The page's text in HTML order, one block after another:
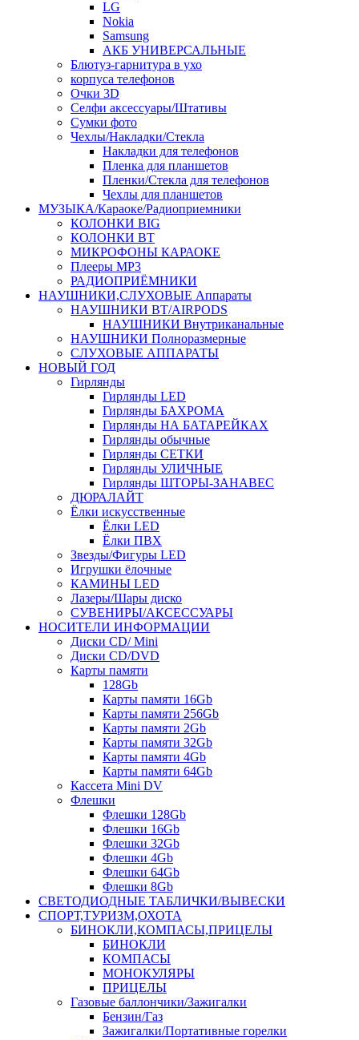
LG
Nokia
Samsung
АКБ УНИВЕРСАЛЬНЫЕ
Блютуз-гарнитура в ухо
корпуса телефонов
Очки 3D
Селфи аксессуары/Штативы
Сумки фото
Чехлы/Накладки/Стекла
Накладки для телефонов
Пленка для планшетов
Пленки/Стекла для телефонов
Чехлы для планшетов
МУЗЫКА/Караоке/Радиоприемники
КОЛОНКИ BIG
КОЛОНКИ BT
МИКРОФОНЫ КАРАОКЕ
Плееры MP3
РАДИОПРИЁМНИКИ
НАУШНИКИ,СЛУХОВЫЕ Аппараты
НАУШНИКИ BT/AIRPODS
НАУШНИКИ Внутриканальные
НАУШНИКИ Полноразмерные
СЛУХОВЫЕ АППАРАТЫ
НОВЫЙ ГОД
Гирлянды
Гирлянды LED
Гирлянды БАХРОМА
Гирлянды НА БАТАРЕЙКАХ
Гирлянды обычные
Гирлянды СЕТКИ
Гирлянды УЛИЧНЫЕ
Гирлянды ШТОРЫ-ЗАНАВЕС
ДЮРАЛАЙТ
Ёлки искусственные
Ёлки LED
Ёлки ПВХ
Звезды/Фигуры LED
Игрушки ёлочные
КАМИНЫ LED
Лазеры/Шары диско
СУВЕНИРЫ/АКСЕССУАРЫ
НОСИТЕЛИ ИНФОРМАЦИИ
Диски CD/ Mini
Диски CD/DVD
Карты памяти
128Gb
Карты памяти 16Gb
Карты памяти 256Gb
Карты памяти 2Gb
Карты памяти 32Gb
Карты памяти 4Gb
Карты памяти 64Gb
Кассета Mini DV
Флешки
Флешки 128Gb
Флешки 16Gb
Флешки 32Gb
Флешки 4Gb
Флешки 64Gb
Флешки 8Gb
СВЕТОДИОДНЫЕ ТАБЛИЧКИ/ВЫВЕСКИ
СПОРТ,ТУРИЗМ,ОХОТА
БИНОКЛИ,КОМПАСЫ,ПРИЦЕЛЫ
БИНОКЛИ
КОМПАСЫ
МОНОКУЛЯРЫ
ПРИЦЕЛЫ
Газовые баллончики/Зажигалки
Бензин/Газ
Зажигалки/Портативные горелки